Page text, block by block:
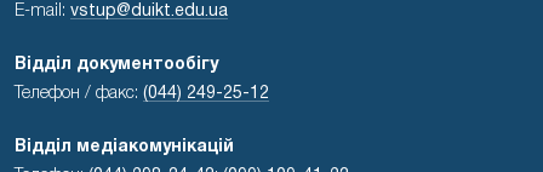
E-mail: vstup@duikt.edu.ua
Відділ документообігу
Телефон / факс: (044) 249-25-12
Відділ медіакомунікацій